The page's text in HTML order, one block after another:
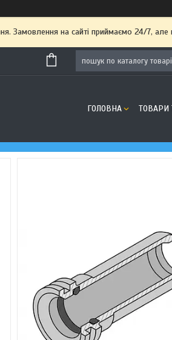
Замовлення на сайті приймаємо 24/7,
ГОЛОВНА ТОВАРИ